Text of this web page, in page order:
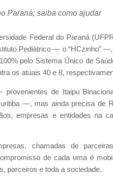
Paraná; saiba como ajudar
Federal do Paraná
Pediátrico — o “HCzinho”
pelo Sistema Único de
os atuais 40 e 8,
de Itaipu
—, mas ainda precisa de
empresas e entidades na
chamadas de
de cada uma é
parceiros e toda a sociedade.